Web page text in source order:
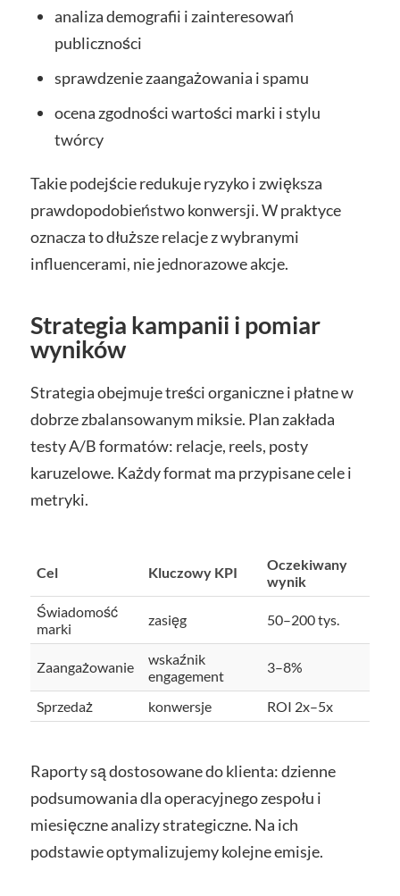
analiza demografii i zainteresowań
publiczności
sprawdzenie zaangażowania i spamu
ocena zgodności wartości marki i stylu
twórcy
Takie podejście redukuje ryzyko i zwiększa
prawdopodobieństwo konwersji. W praktyce
oznacza to dłuższe relacje z wybranymi
influencerami, nie jednorazowe akcje.
Strategia kampanii i pomiar
wyników
Strategia obejmuje treści organiczne i płatne w
dobrze zbalansowanym miksie. Plan zakłada
testy A/B formatów: relacje, reels, posty
karuzelowe. Każdy format ma przypisane cele i
metryki.
Cel Kluczowy KPI
Oczekiwany
wynik
Świadomość
marki
zasięg 50–200 tys.
Zaangażowanie
wskaźnik
engagement
3–8%
Sprzedaż konwersje ROI 2x–5x
Raporty są dostosowane do klienta: dzienne
podsumowania dla operacyjnego zespołu i
miesięczne analizy strategiczne. Na ich
podstawie optymalizujemy kolejne emisje.